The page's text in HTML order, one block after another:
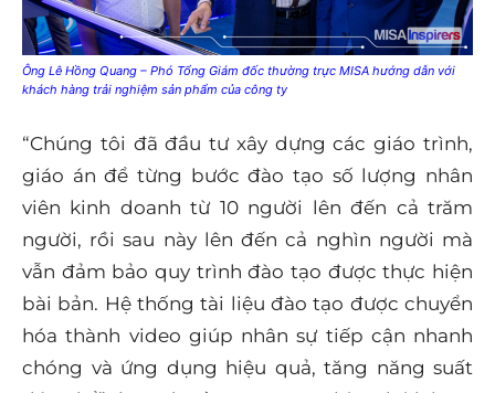
Ông Lê Hồng Quang – Phó Tổng Giám đốc thường trực MISA hướng dẫn với
khách hàng trải nghiệm sản phẩm của công ty
“Chúng tôi đã đầu tư xây dựng các giáo trình,
giáo án để từng bước đào tạo số lượng nhân
viên kinh doanh từ 10 người lên đến cả trăm
người, rồi sau này lên đến cả nghìn người mà
vẫn đảm bảo quy trình đào tạo được thực hiện
bài bản. Hệ thống tài liệu đào tạo được chuyển
hóa thành video giúp nhân sự tiếp cận nhanh
chóng và ứng dụng hiệu quả, tăng năng suất